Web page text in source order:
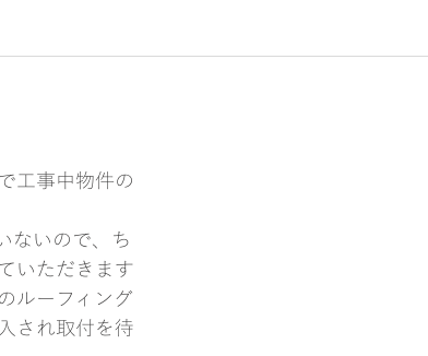
工事中物件の
ないので、ち
いただきます
ルーフィング
され取付を待